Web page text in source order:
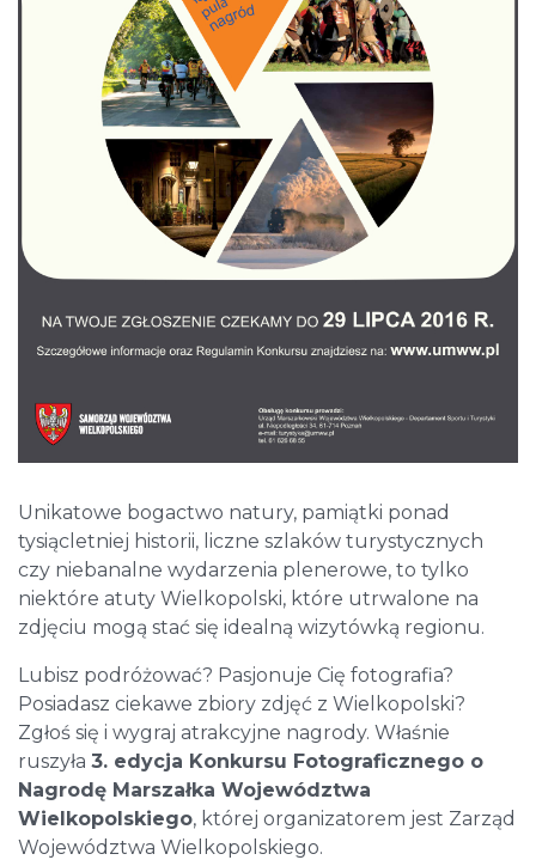
Unikatowe bogactwo natury, pamiątki ponad
tysiącletniej historii, liczne szlaków turystycznych
czy niebanalne wydarzenia plenerowe, to tylko
niektóre atuty Wielkopolski, które utrwalone na
zdjęciu mogą stać się idealną wizytówką regionu.
Lubisz podróżować? Pasjonuje Cię fotografia?
Posiadasz ciekawe zbiory zdjęć z Wielkopolski?
Zgłoś się i wygraj atrakcyjne nagrody. Właśnie
ruszyła 3. edycja Konkursu Fotograficznego o
Nagrodę Marszałka Województwa
Wielkopolskiego, której organizatorem jest Zarząd
Województwa Wielkopolskiego.